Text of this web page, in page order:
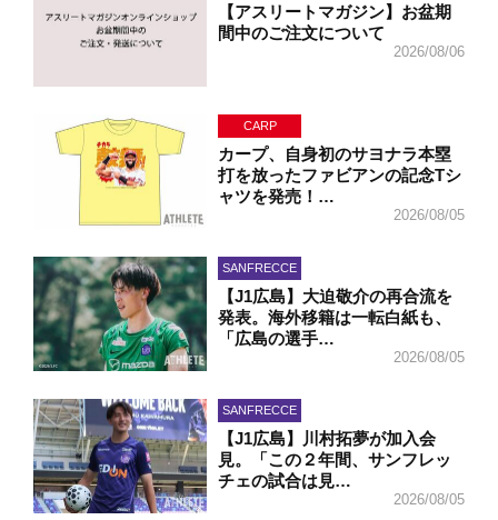
【アスリートマガジン】お盆期
間中のご注文について
2026/08/06
CARP
カープ、自身初のサヨナラ本塁
打を放ったファビアンの記念Tシ
ャツを発売！…
2026/08/05
SANFRECCE
【J1広島】大迫敬介の再合流を
発表。海外移籍は一転白紙も、
「広島の選手…
2026/08/05
SANFRECCE
【J1広島】川村拓夢が加入会
見。「この２年間、サンフレッ
チェの試合は見…
2026/08/05